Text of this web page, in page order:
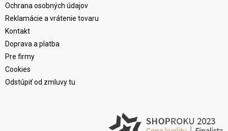
Ochrana osobných údajov
Reklamácie a vrátenie tovaru
Kontakt
Doprava a platba
Pre firmy
Cookies
Odstúpiť od zmluvy tu